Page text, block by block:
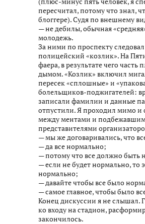
пересчитал, потому что знал,
блоггере). Судя по внешнему
— не дебилы, обычная
молодежь.
За ними по проспекту
полицейский «козлик». На
фаера, в результате чего
дымом. «Козлик» включил
пересек «сплошные» и
болельщиков-поджигателей:
записали фамилии и данные
отпустили. Я проходил мимо и
между ментами и
представителями
— мы же договаривались, что
— да все нормально;
— потому что все должно быть
— если не будет нормально, то
нормально;
— давайте чтобы все было
— самое главное, чтобы было
Конец дискуссии я не слышал.
ко входу на стадион,
закончилось.